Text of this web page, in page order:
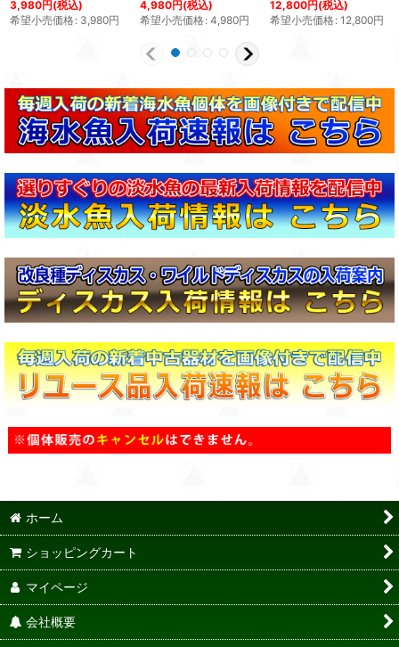
3,980円(税込)
希望小売価格: 3,980円
4,980円(税込)
希望小売価格: 4,980円
12,800円(税込)
希望小売価格: 12,800円
ホーム
ショッピングカート
マイページ
会社概要